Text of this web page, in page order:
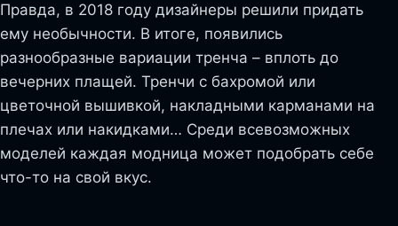
Правда, в 2018 году дизайнеры решили придать
ему необычности. В итоге, появились
разнообразные вариации тренча – вплоть до
вечерних плащей. Тренчи с бахромой или
цветочной вышивкой, накладными карманами на
плечах или накидками… Среди всевозможных
моделей каждая модница может подобрать себе
что-то на свой вкус.